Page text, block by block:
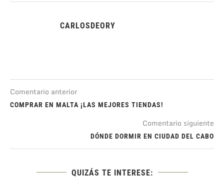
CARLOSDEORY
Comentario anterior
COMPRAR EN MALTA ¡LAS MEJORES TIENDAS!
Comentario siguiente
DÓNDE DORMIR EN CIUDAD DEL CABO
QUIZÁS TE INTERESE: